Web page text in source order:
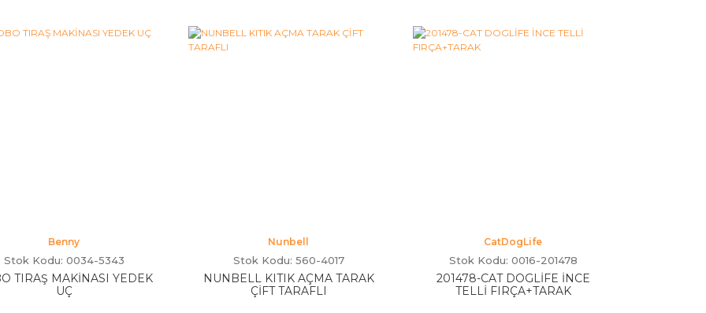
Benny
Stok Kodu: 0034-5343
TIRAŞ MAKİNASI YEDEK
UÇ
Nunbell
Stok Kodu: 560-4017
NUNBELL KITIK AÇMA TARAK
ÇİFT TARAFLI
CatDogLife
Stok Kodu: 0016-201478
201478-CAT DOGLİFE İNCE
TELLİ FIRÇA+TARAK